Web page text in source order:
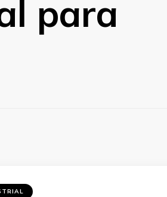
para